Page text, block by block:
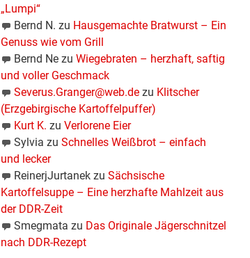
„Lumpi“
Bernd N. zu Hausgemachte Bratwurst – Ein
Genuss wie vom Grill
Bernd Nezu Wiegebraten – herzhaft, saftig
und voller Geschmack
Severus.Granger@web.dezu Klitscher
(Erzgebirgische Kartoffelpuffer)
Kurt K. zu Verlorene Eier
Sylvia zu Schnelles Weißbrot – einfach
und lecker
ReinerjJurtanekzu Sächsische
Kartoffelsuppe – Eine herzhafte Mahlzeit aus
der DDR-Zeit
Smegmata zu Das Originale Jägerschnitzel
nach DDR-Rezept